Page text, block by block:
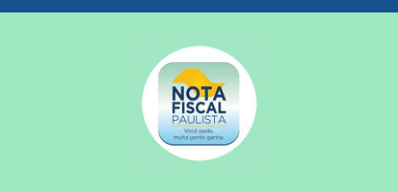
saiba mais